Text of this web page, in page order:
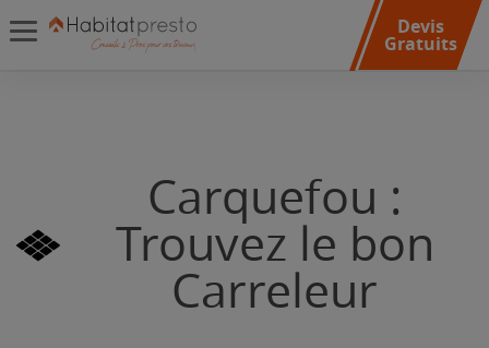
Devis
Gratuits
Carquefou :
Trouvez le bon
Carreleur